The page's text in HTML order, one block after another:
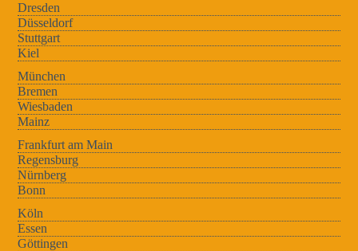
Dresden
Düsseldorf
Stuttgart
Kiel
München
Bremen
Wiesbaden
Mainz
Frankfurt am Main
Regensburg
Nürnberg
Bonn
Köln
Essen
Göttingen